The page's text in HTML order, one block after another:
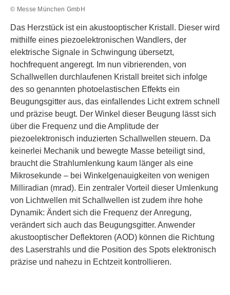
© Messe München GmbH
Das Herzstück ist ein akustooptischer Kristall. Dieser wird
mithilfe eines piezoelektronischen Wandlers, der
elektrische Signale in Schwingung übersetzt,
hochfrequent angeregt. Im nun vibrierenden, von
Schallwellen durchlaufenen Kristall breitet sich infolge
des so genannten photoelastischen Effekts ein
Beugungsgitter aus, das einfallendes Licht extrem schnell
und präzise beugt. Der Winkel dieser Beugung lässt sich
über die Frequenz und die Amplitude der
piezoelektronisch induzierten Schallwellen steuern. Da
keinerlei Mechanik und bewegte Masse beteiligt sind,
braucht die Strahlumlenkung kaum länger als eine
Mikrosekunde – bei Winkelgenauigkeiten von wenigen
Milliradian (mrad). Ein zentraler Vorteil dieser Umlenkung
von Lichtwellen mit Schallwellen ist zudem ihre hohe
Dynamik: Ändert sich die Frequenz der Anregung,
verändert sich auch das Beugungsgitter. Anwender
akustooptischer Deflektoren (AOD) können die Richtung
des Laserstrahls und die Position des Spots elektronisch
präzise und nahezu in Echtzeit kontrollieren.